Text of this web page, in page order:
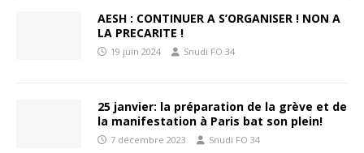
AESH : CONTINUER A S’ORGANISER ! NON A
LA PRECARITE !
19 juin 2024 Snudi FO 34
25 janvier: la préparation de la grève et de
la manifestation à Paris bat son plein!
7 décembre 2023 Snudi FO 34